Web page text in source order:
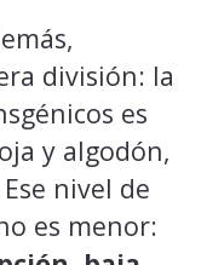
división: la
es
y algodón,
nivel de
es menor: